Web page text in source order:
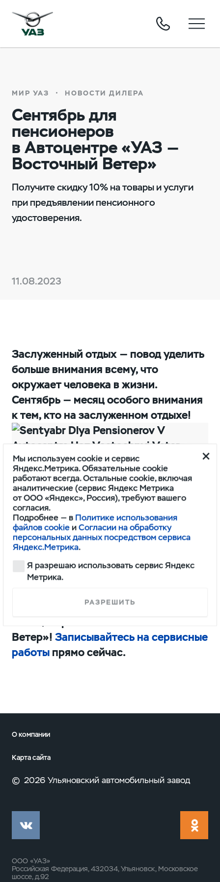
МИР УАЗ НОВОСТИ ДИЛЕРА
Сентябрь для
пенсионеров
в Автоцентре «УАЗ —
Восточный Ветер»
Получите скидку 10% на товары и услуги
при предъявлении пенсионного
удостоверения.
11.08.2023
Заслуженный отдых — повод уделить
больше внимания всему, что
окружает человека в жизни.
Сентябрь — месяц особого внимания
к тем, кто на заслуженном отдыхе!
Совсем скоро в нашем Автоцентре
начнёт своё действие программа,
посвященная Дню пожилого
человека. В период
с 1 по 30 сентября при
предъявлении пенсионного
удостоверения получите скидку 10%
на товары и услуги.
Не пропустите выгодный сентябрь в
Ветер»! Записывайтесь на сервисные
работыпрямо сейчас.
О компании
Карта сайта
© 2026 Ульяновский автомобильный завод
ООО «УАЗ»
Российская Федерация, 432034, Ульяновск, Московское
шоссе, д.92
Мы используем cookie и сервис
Яндекс.Метрика. Обязательные cookie
работают всегда. Остальные cookie, включая
аналитические (сервис Яндекс Метрика
от ООО «Яндекс», Россия), требуют вашего
согласия.
Подробнее — в Политике использования
файлов cookie иСогласии на обработку
персональных данных посредством сервиса
Яндекс.Метрика.
Я разрешаю использовать сервис Яндекс
Метрика.
РАЗРЕШИТЬ